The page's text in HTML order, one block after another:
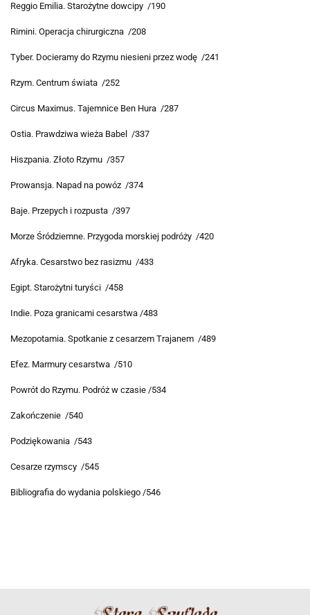
Reggio Emilia. Starożytne dowcipy /190
Rimini. Operacja chirurgiczna /208
Tyber. Docieramy do Rzymu niesieni przez wodę /241
Rzym. Centrum świata /252
Circus Maximus. Tajemnice Ben Hura /287
Ostia. Prawdziwa wieża Babel /337
Hiszpania. Złoto Rzymu /357
Prowansja. Napad na powóz /374
Baje. Przepych i rozpusta /397
Morze Śródziemne. Przygoda morskiej podróży /420
Afryka. Cesarstwo bez rasizmu /433
Egipt. Starożytni turyści /458
Indie. Poza granicami cesarstwa /483
Mezopotamia. Spotkanie z cesarzem Trajanem /489
Efez. Marmury cesarstwa /510
Powrót do Rzymu. Podróż w czasie /534
Zakończenie /540
Podziękowania /543
Cesarze rzymscy /545
Bibliografia do wydania polskiego /546